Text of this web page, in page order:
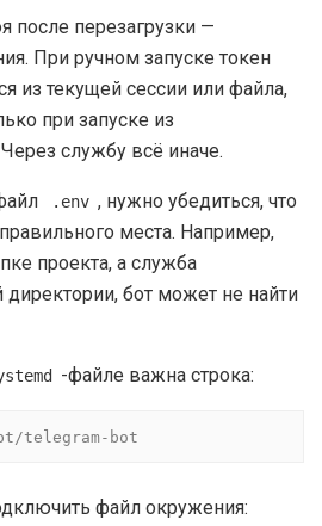
после перезагрузки —
При ручном запуске токен
из текущей сессии или файла,
при запуске из
службу всё иначе.
.env , нужно убедиться, что
места. Например,
проекта, а служба
директории, бот может не найти
-файле важна строка:
telegram-bot
файл окружения: